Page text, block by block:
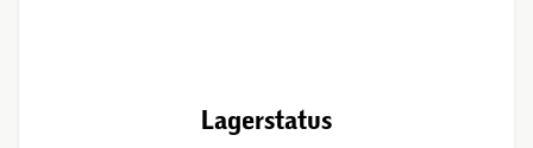
Lagerstatus